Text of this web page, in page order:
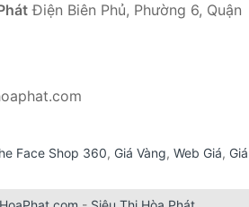
Điện Biên Phủ, Phường 6, Quận
Face Shop 360, Giá Vàng, Web Giá, Giá